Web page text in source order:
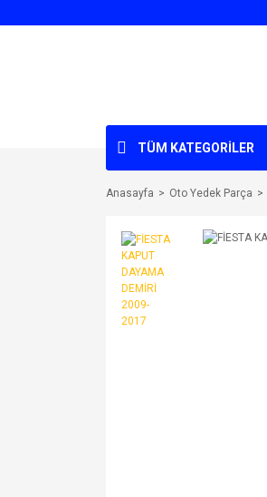
TÜM KATEGORİLER
Anasayfa Oto Yedek Parça